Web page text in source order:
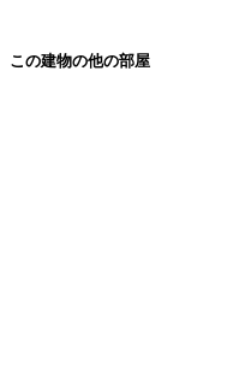
この建物の他の部屋